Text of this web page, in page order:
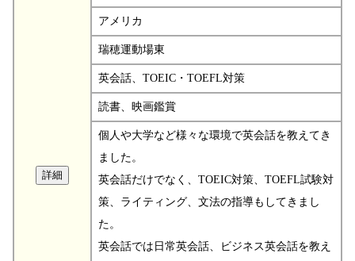
アメリカ
瑞穂運動場東
英会話、TOEIC・TOEFL対策
読書、映画鑑賞
個人や大学など様々な環境で英会話を教えてき
ました。
英会話だけでなく、TOEIC対策、TOEFL試験対
策、ライティング、文法の指導もしてきまし
た。
英会話では日常英会話、ビジネス英会話を教え